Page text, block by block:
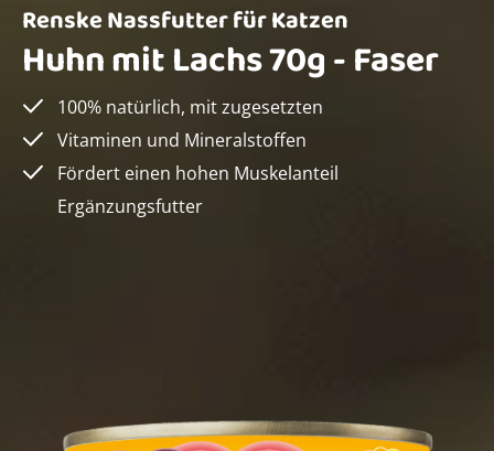
Renske Nassfutter für Katzen
Huhn mit Lachs 70g - Faser
100% natürlich, mit zugesetzten
Vitaminen und Mineralstoffen
Fördert einen hohen Muskelanteil
Ergänzungsfutter